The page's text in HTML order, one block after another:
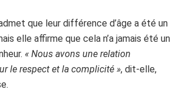
que leur différence d’âge a été un
elle affirme que cela n’a jamais été un
« Nous avons une relation
le respect et la complicité », dit-elle,